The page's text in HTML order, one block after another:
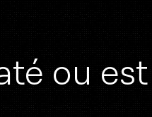
té ou est